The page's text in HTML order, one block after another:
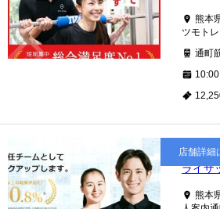
熊本
ツモト
通町
通町筋
ライザ
熊本
店舗詳細